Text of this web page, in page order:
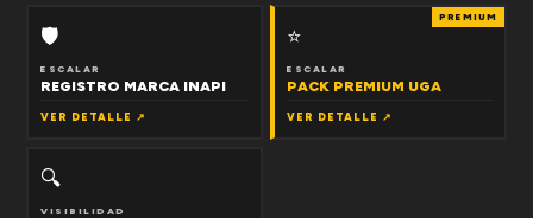
🛡
ESCALAR
REGISTRO MARCA INAPI
VER DETALLE ↗
PREMIUM
⭐
ESCALAR
PACK PREMIUM UGA
VER DETALLE ↗
🔍
VISIBILIDAD